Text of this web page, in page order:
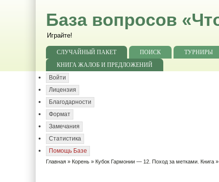
База вопросов
Играйте!
СЛУЧАЙНЫЙ ПАКЕТ ПОИСК
ТУРНИРЫ
КНИГА ЖАЛОБ И ПРЕДЛОЖЕНИЙ
Войти
Лицензия
Благодарности
Формат
Замечания
Статистика
Помощь Базе
Главная » Корень » Кубок Гармонии — 12. Поход за метками. Книга